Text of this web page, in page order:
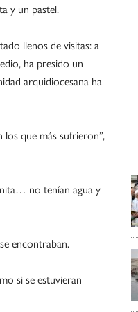
y un pastel.
llenos de visitas: a
ha presido un
arquidiocesana ha
que más sufrieron”,
no tenían agua y
encontraban.
si se estuvieran